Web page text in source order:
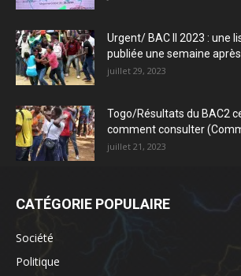
Urgent/ BAC II 2023 : une
publiée une semaine après
juillet 29, 2023
Togo/Résultats du BAC2
comment consulter
juillet 21, 2023
CATÉGORIE POPULAIRE
Société
Politique